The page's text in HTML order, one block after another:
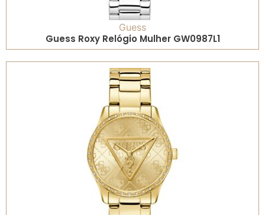
Guess
Guess Roxy Relógio Mulher GW0987L1